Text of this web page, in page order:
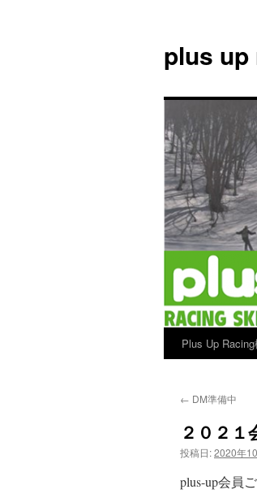
plus
Plus Up
← DM準備中
２０２１
投稿日:2020年
plus-up会員